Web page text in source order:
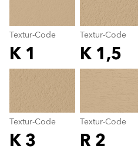
Textur-Code
K 1
Textur-Code
K 1,5
Textur-Code
K 3
Textur-Code
R 2
Textur-Code
color_name